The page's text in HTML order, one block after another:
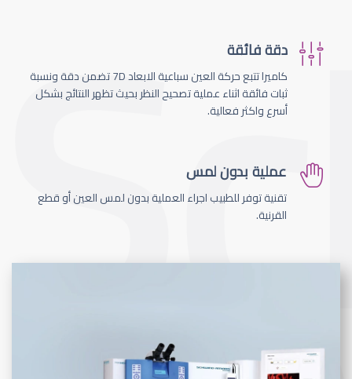
دقة فائقة
كاميرا تتبع حركة العين سباعية الابعاد 7D تضمن دقة ونسبة
ثبات فائقة اثناء عملية تصحيح النظر بحيث تظهر النتائج بشكل
أسرع واكثر فعالية.
عملية بدون لمس
تقنية توفر للطبيب اجراء العملية بدون لمس العين أو قطع
القرنية.